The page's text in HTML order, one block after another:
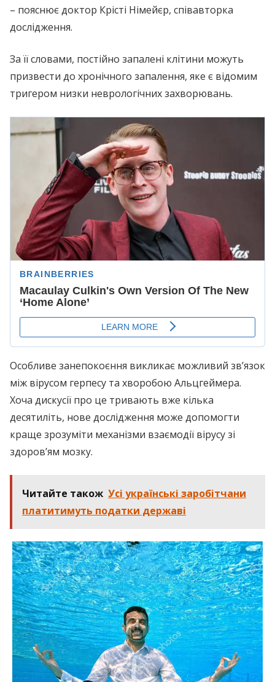
– пояснює доктор Крісті Німейєр, співавторка
дослідження.
За її словами, постійно запалені клітини можуть
призвести до хронічного запалення, яке є відомим
тригером низки неврологічних захворювань.
Особливе занепокоєння викликає можливий зв’язок
між вірусом герпесу та хворобою Альцгеймера.
Хоча дискусії про це тривають вже кілька
десятиліть, нове дослідження може допомогти
краще зрозуміти механізми взаємодії вірусу зі
здоров’ям мозку.
Читайте також Усі українські заробітчани
платитимуть податки державі